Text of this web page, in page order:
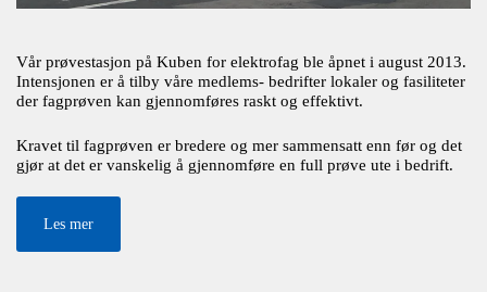
Vår prøvestasjon på Kuben for elektrofag ble åpnet i august 2013.
Intensjonen er å tilby våre medlems- bedrifter lokaler og fasiliteter
der fagprøven kan gjennomføres raskt og effektivt.
Kravet til fagprøven er bredere og mer sammensatt enn før og det
gjør at det er vanskelig å gjennomføre en full prøve ute i bedrift.
Les mer